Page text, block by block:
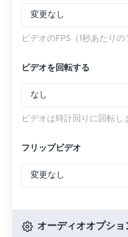
変更なし
ビデオのFPS（1秒あたり
ビデオを回転する
なし
ビデオは時計回りに回転し
フリップビデオ
変更なし
オーディオオプショ